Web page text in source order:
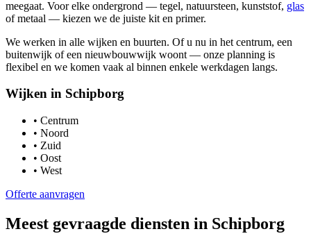
meegaat. Voor elke ondergrond — tegel, natuursteen, kunststof, glas
of metaal — kiezen we de juiste kit en primer.
We werken in alle wijken en buurten. Of u nu in het centrum, een
buitenwijk of een nieuwbouwwijk woont — onze planning is
flexibel en we komen vaak al binnen enkele werkdagen langs.
Wijken in Schipborg
• Centrum
• Noord
• Zuid
• Oost
• West
Offerte aanvragen
Meest gevraagde diensten in Schipborg